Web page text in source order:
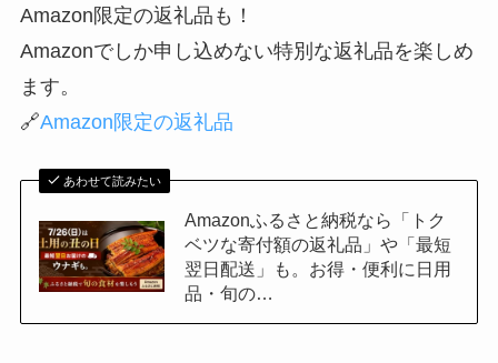
Amazon限定の返礼品も！
Amazonでしか申し込めない特別な返礼品を楽しめ
ます。
🔗Amazon限定の返礼品
あわせて読みたい
Amazonふるさと納税なら「トク
ベツな寄付額の返礼品」や「最短
翌日配送」も。お得・便利に日用
品・旬の…